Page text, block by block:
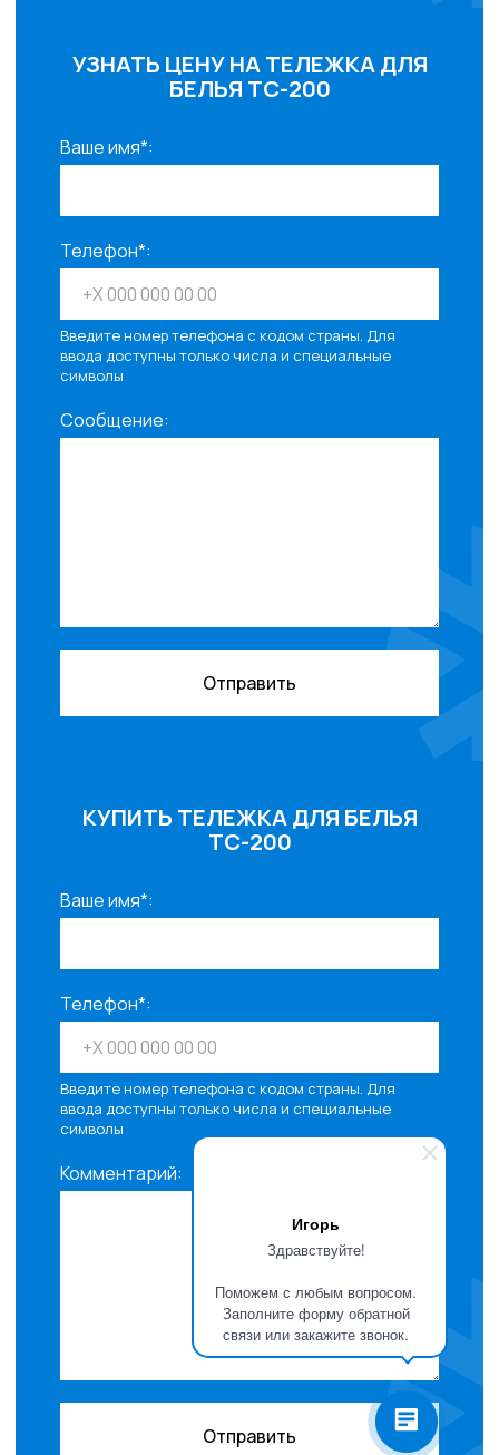
Игорь
Здравствуйте!
Поможем с любым вопросом.
Заполните форму обратной
связи или закажите звонок.
УЗНАТЬ ЦЕНУ НА ТЕЛЕЖКА ДЛЯ
БЕЛЬЯ ТС-200
Ваше имя*:
Телефон*:
Введите номер телефона с кодом страны. Для
ввода доступны только числа и специальные
символы
Сообщение:
Отправить
КУПИТЬ ТЕЛЕЖКА ДЛЯ БЕЛЬЯ
ТС-200
Ваше имя*:
Телефон*:
Введите номер телефона с кодом страны. Для
ввода доступны только числа и специальные
символы
Комментарий:
Отправить